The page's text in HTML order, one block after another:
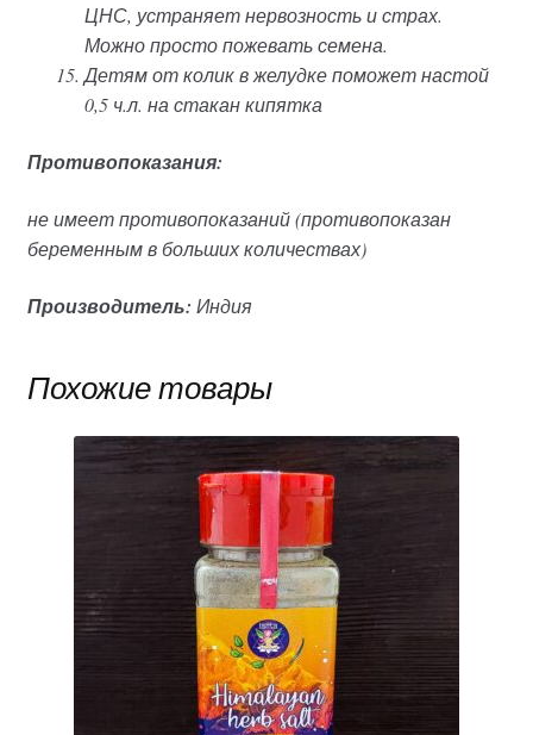
ЦНС, устраняет нервозность и страх.
Можно просто пожевать семена.
Детям от колик в желудке поможет настой
0,5 ч.л. на стакан кипятка
Противопоказания:
не имеет противопоказаний (противопоказан
беременным в больших количествах)
Производитель: Индия
Похожие товары